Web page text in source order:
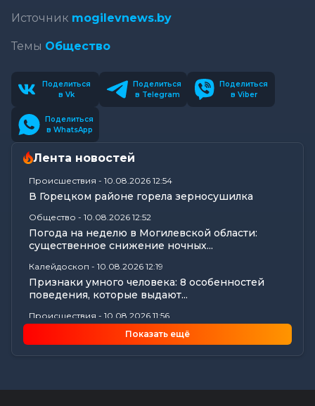
Источник mogilevnews.by
Темы Общество
Поделиться
в Vk
Поделиться
в Telegram
Поделиться
в Viber
Поделиться
в WhatsApp
Лента новостей
Происшествия - 10.08.2026 12:54
В Горецком районе горела зерносушилка
Общество - 10.08.2026 12:52
Погода на неделю в Могилевской области:
существенное снижение ночных...
Калейдоскоп - 10.08.2026 12:19
Признаки умного человека: 8 особенностей
поведения, которые выдают...
Происшествия - 10.08.2026 11:56
В Горках водитель бензовоза присвоил более
400 литров топлива
этап RDS Open!
Показать ещё